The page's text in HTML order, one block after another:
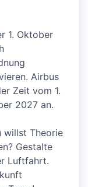
1. Oktober
Airbus
Zeit vom 1.
2027 an.
willst Theorie
Gestalte
Luftfahrt.